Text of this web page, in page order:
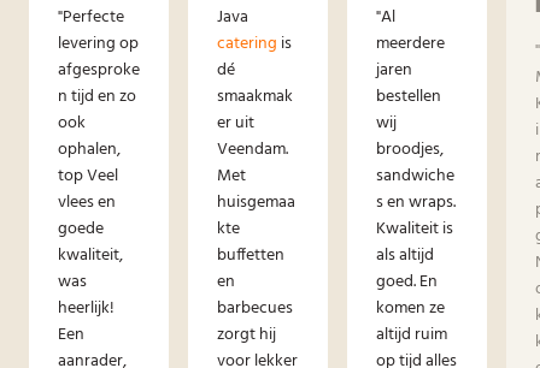
"Perfecte
levering op
afgesproke
n tijd en zo
ook
ophalen,
top Veel
vlees en
goede
kwaliteit,
was
heerlijk!
Een
aanrader,
Java
catering is
dé
smaakmak
er uit
Veendam.
Met
huisgemaa
kte
buffetten
en
barbecues
zorgt hij
voor lekker
"Al
meerdere
jaren
bestellen
wij
broodjes,
sandwiche
s en wraps.
Kwaliteit is
als altijd
goed. En
komen ze
altijd ruim
op tijd alles